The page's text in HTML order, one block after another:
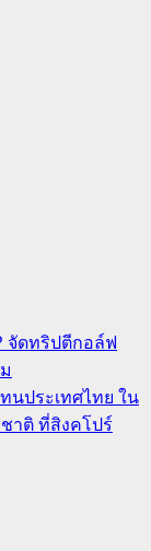
จัดทริปตีกอล์ฟ
นประเทศไทย ใน
าติ ที่สิงคโปร์